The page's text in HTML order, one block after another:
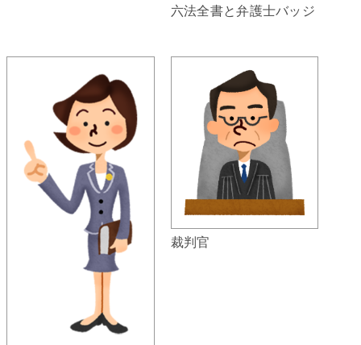
六法全書と弁護士バッジ
裁判官